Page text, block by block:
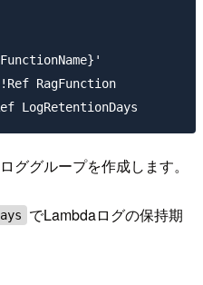
RagFunction
ググループを作成します。
でLambdaログの保持期